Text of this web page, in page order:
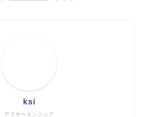
アラサーエンジニア
ksi